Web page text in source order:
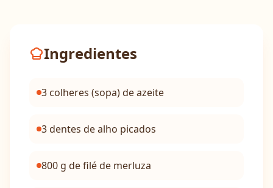
Ingredientes
3 colheres (sopa) de azeite
3 dentes de alho picados
800 g de filé de merluza